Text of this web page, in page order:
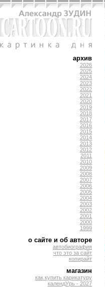
архив
2026
2025
2024
2023
2022
2021
2020
2019
2018
2017
2016
2015
2014
2013
2012
2011
2010
2009
2008
2007
2006
2005
2004
2003
2002
2001
2000
1999
о сайте и об авторе
автобиография
что это за сайт
копирайт
магазин
как купить карикатуру
календУрь - 2027